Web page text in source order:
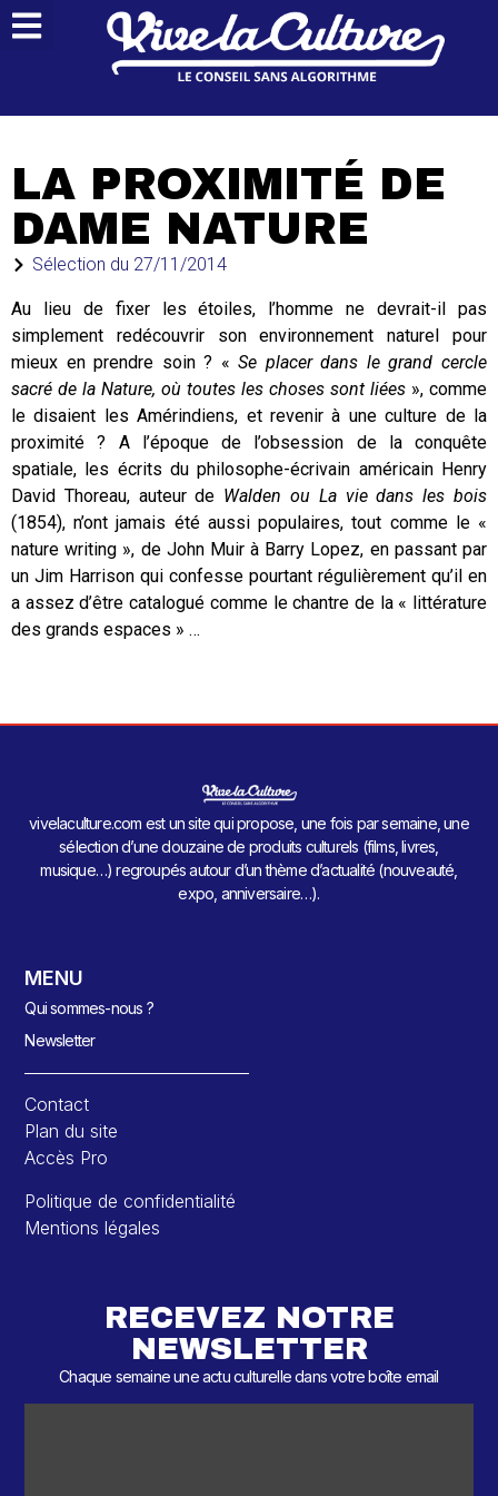
LA PROXIMITÉ DE
DAME NATURE
Sélection du 27/11/2014
Au lieu de fixer les étoiles, l’homme ne devrait-il pas
simplement redécouvrir son environnement naturel pour
mieux en prendre soin ? «Se placer dans le grand cercle
sacré de la Nature, où toutes les choses sont liées », comme
le disaient les Amérindiens, et revenir à une culture de la
proximité ? A l’époque de l’obsession de la conquête
spatiale, les écrits du philosophe-écrivain américain Henry
David Thoreau, auteur de Walden ou La vie dans les bois
(1854), n’ont jamais été aussi populaires, tout comme le «
nature writing », de John Muir à Barry Lopez, en passant par
un Jim Harrison qui confesse pourtant régulièrement qu’il en
a assez d’être catalogué comme le chantre de la « littérature
des grands espaces » …
vivelaculture.com est un site qui propose, une fois par semaine, une
sélection d’une douzaine de produits culturels (films, livres,
musique…) regroupés autour d’un thème d’actualité (nouveauté,
expo, anniversaire…).
MENU
Qui sommes-nous ?
Newsletter
Contact
Plan du site
Accès Pro
Politique de confidentialité
Mentions légales
RECEVEZ NOTRE
NEWSLETTER
Chaque semaine une actu culturelle dans votre boîte email